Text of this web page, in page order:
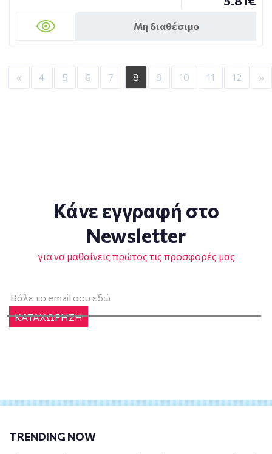
Μη διαθέσιμο
« 4 5 6 7 8 9 10 11 12 »
Κάνε εγγραφή στο
Newsletter
για να μαθαίνεις πρώτος τις προσφορές μας
ΚΑΤΑΧΩΡΗΣΗ
TRENDING NOW